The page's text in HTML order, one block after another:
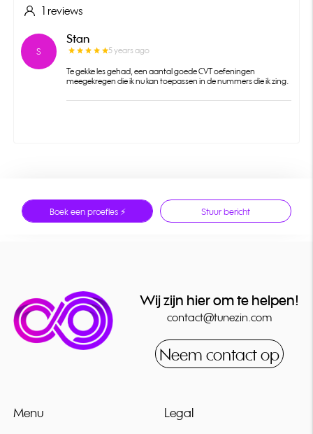
1 reviews
S
Stan
5 years ago
Te gekke les gehad, een aantal goede CVT oefeningen
meegekregen die ik nu kan toepassen in de nummers die ik zing.
Boek een proefles ⚡ Stuur bericht
Wij zijn hier om te helpen!
contact@tunezin.com
Neem contact op
Menu Legal